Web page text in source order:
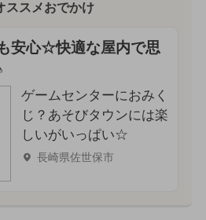
ススメおでかけ
安心☆快適な屋内で思
ゲームセンターにおみく
じ？あそびタウンには楽
しいがいっぱい☆
長崎県佐世保市